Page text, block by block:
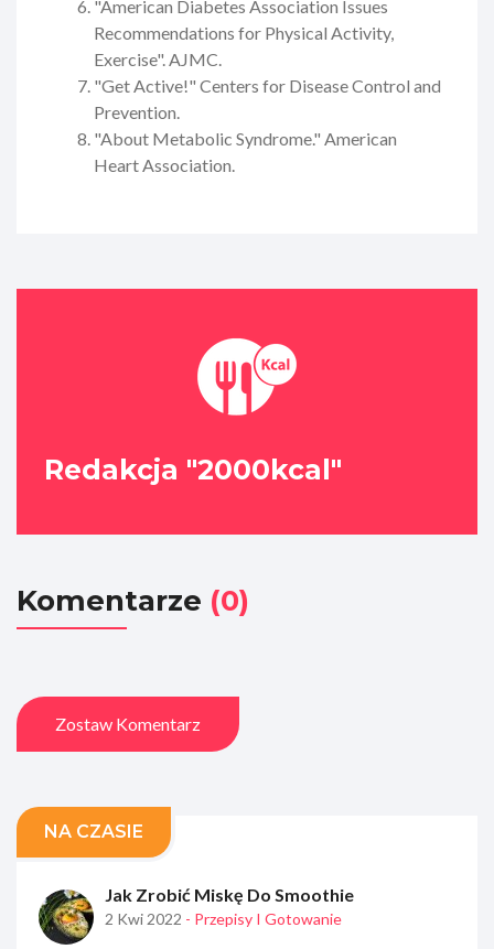
"American Diabetes Association Issues
Recommendations for Physical Activity,
Exercise". AJMC.
"Get Active!" Centers for Disease Control and
Prevention.
"About Metabolic Syndrome." American
Heart Association.
Redakcja "2000kcal"
Komentarze (0)
Zostaw Komentarz
NA CZASIE
Jak Zrobić Miskę Do Smoothie
2 Kwi 2022 - Przepisy I Gotowanie